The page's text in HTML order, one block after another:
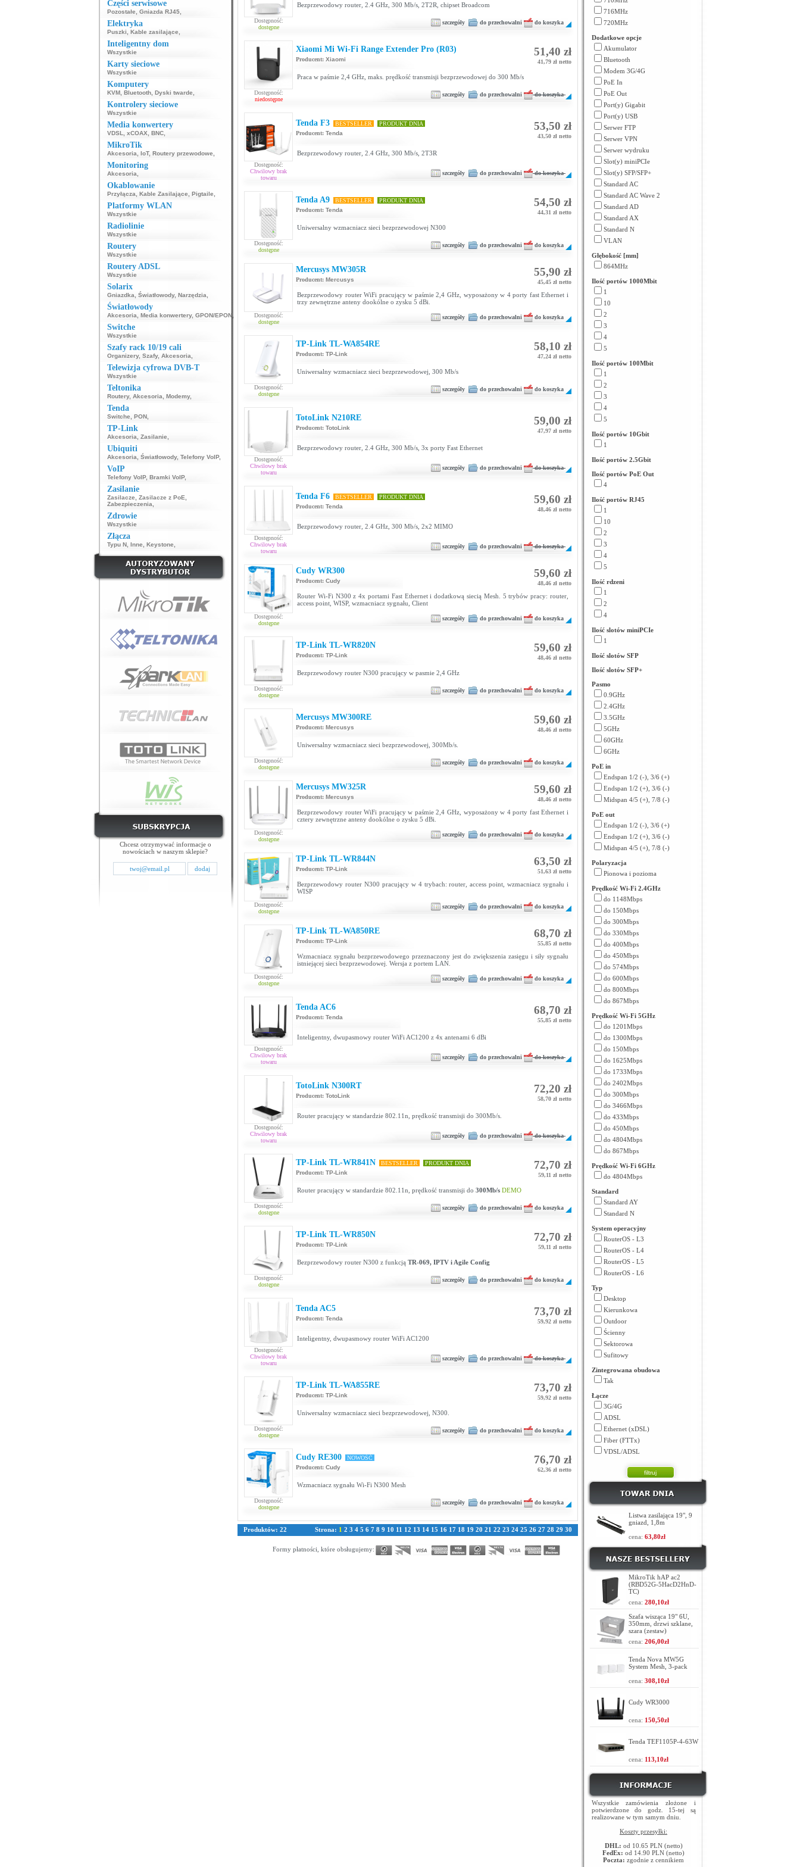
Części serwisowe
Pozostałe Gniazda RJ45,
Elektryka
Puszki Kable zasilające
Inteligentny dom
Wszystkie
Karty sieciowe
Wszystkie
Komputery
KVM, Bluetooth, Dyski twarde
Kontrolery sieciowe
Wszystkie
Media konwertery
VDSL xCOAX BNC,
MikroTik
Akcesoria IoT, Routery przewodowe
Monitoring
Akcesoria
Okablowanie
Przyłącza Kable Zasilające Pigtaile
Platformy WLAN
Wszystkie
Radiolinie
Wszystkie
Routery
Wszystkie
Routery ADSL
Wszystkie
Solarix
Gniazdka Światłowody, Narzędzia
Światłowody
Akcesoria Media konwertery, GPON/EPON,
Switche
Wszystkie
Szafy rack 10/19 cali
Organizery, Szafy, Akcesoria
Telewizja cyfrowa DVB-T
Wszystkie
Teltonika
Routery, Akcesoria Modemy,
Tenda
Switche PON,
TP-Link
Akcesoria Zasilanie
Ubiquiti
Akcesoria Światłowody, Telefony VoIP,
VoIP
Telefony VoIP, Bramki VoIP,
Zasilanie
Zasilacze Zasilacze z PoE
Zabezpieczenia
Zdrowie
Wszystkie
Złącza
Typu N, Inne Keystone
Chcesz otrzymywać informacje o
nowościach w naszym sklepie?
Dostępność:
dostępne
Bezprzewodowy router, 2.4 GHz, 300 Mb/s, 2T2R, chipset Broadcom
szczegóły do przechowalni do koszyka
Dostępność:
niedostępne
Xiaomi Mi Wi-Fi Range Extender Pro (R03)
Producent: Xiaomi
51,40 zł
41,79 zł netto
Praca w paśmie 2,4 GHz, maks. prędkość transmisji bezprzewodowej do 300 Mb/s
szczegóły do przechowalni do koszyka
Dostępność:
Chwilowy brak
towaru
Tenda F3 BESTSELLER
PRODUKT DNIA
Producent: Tenda
53,50 zł
43,50 zł netto
Bezprzewodowy router, 2.4 GHz, 300 Mb/s, 2T3R
szczegóły do przechowalni do koszyka
Dostępność:
dostępne
Tenda A9 BESTSELLER
PRODUKT DNIA
Producent: Tenda
54,50 zł
44,31 zł netto
Uniwersalny wzmacniacz sieci bezprzewodowej N300
szczegóły do przechowalni do koszyka
Dostępność:
dostępne
Mercusys MW305R
Producent: Mercusys
55,90 zł
45,45 zł netto
Bezprzewodowy router WiFi pracujący w paśmie 2,4 GHz, wyposażony w 4 porty fast Ethernet i
trzy zewnętrzne anteny dookólne o zysku 5 dBi.
szczegóły do przechowalni do koszyka
Dostępność:
dostępne
TP-Link TL-WA854RE
Producent: TP-Link
58,10 zł
47,24 zł netto
Uniwersalny wzmacniacz sieci bezprzewodowej, 300 Mb/s
szczegóły do przechowalni do koszyka
Dostępność:
Chwilowy brak
towaru
TotoLink N210RE
Producent: TotoLink
59,00 zł
47,97 zł netto
Bezprzewodowy router, 2.4 GHz, 300 Mb/s, 3x porty Fast Ethernet
szczegóły do przechowalni do koszyka
Dostępność:
Chwilowy brak
towaru
Tenda F6 BESTSELLER
PRODUKT DNIA
Producent: Tenda
59,60 zł
48,46 zł netto
Bezprzewodowy router, 2.4 GHz, 300 Mb/s, 2x2 MIMO
szczegóły do przechowalni do koszyka
Dostępność:
dostępne
Cudy WR300
Producent: Cudy
59,60 zł
48,46 zł netto
Router Wi-Fi N300 z 4x portami Fast Ethernet i dodatkową siecią Mesh. 5 trybów pracy: router,
access point, WISP, wzmacniacz sygnału, Client
szczegóły do przechowalni do koszyka
Dostępność:
dostępne
TP-Link TL-WR820N
Producent: TP-Link
59,60 zł
48,46 zł netto
Bezprzewodowy router N300 pracujący w pasmie 2,4 GHz
szczegóły do przechowalni do koszyka
Dostępność:
dostępne
Mercusys MW300RE
Producent: Mercusys
59,60 zł
48,46 zł netto
Uniwersalny wzmacniacz sieci bezprzewodowej, 300Mb/s.
szczegóły do przechowalni do koszyka
Dostępność:
dostępne
Mercusys MW325R
Producent: Mercusys
59,60 zł
48,46 zł netto
Bezprzewodowy router WiFi pracujący w paśmie 2,4 GHz, wyposażony w 4 porty fast Ethernet i
cztery zewnętrzne anteny dookólne o zysku 5 dBi.
szczegóły do przechowalni do koszyka
Dostępność:
dostępne
TP-Link TL-WR844N
Producent: TP-Link
63,50 zł
51,63 zł netto
Bezprzewodowy router N300 pracujący w 4 trybach: router, access point, wzmacniacz sygnału i
WISP
szczegóły do przechowalni do koszyka
Dostępność:
dostępne
TP-Link TL-WA850RE
Producent: TP-Link
68,70 zł
55,85 zł netto
Wzmacniacz sygnału bezprzewodowego przeznaczony jest do zwiększenia zasięgu i siły sygnału
istniejącej sieci bezprzewodowej. Wersja z portem LAN.
szczegóły do przechowalni do koszyka
Dostępność:
Chwilowy brak
towaru
Tenda AC6
Producent: Tenda
68,70 zł
55,85 zł netto
Inteligentny, dwupasmowy router WiFi AC1200 z 4x antenami 6 dBi
szczegóły do przechowalni do koszyka
Dostępność:
Chwilowy brak
towaru
TotoLink N300RT
Producent: TotoLink
72,20 zł
58,70 zł netto
Router pracujący w standardzie 802.11n, prędkość transmisji do 300Mb/s.
szczegóły do przechowalni do koszyka
Dostępność:
dostępne
TP-Link TL-WR841N BESTSELLER
PRODUKT DNIA
Producent: TP-Link
72,70 zł
59,11 zł netto
Router pracujący w standardzie 802.11n, prędkość transmisji do 300Mb/s DEMO
szczegóły do przechowalni do koszyka
Dostępność:
dostępne
TP-Link TL-WR850N
Producent: TP-Link
72,70 zł
59,11 zł netto
Bezprzewodowy router N300 z funkcją TR-069, IPTV i Agile Config
szczegóły do przechowalni do koszyka
Dostępność:
Chwilowy brak
towaru
Tenda AC5
Producent: Tenda
73,70 zł
59,92 zł netto
Inteligentny, dwupasmowy router WiFi AC1200
szczegóły do przechowalni do koszyka
Dostępność:
dostępne
TP-Link TL-WA855RE
Producent: TP-Link
73,70 zł
59,92 zł netto
Uniwersalny wzmacniacz sieci bezprzewodowej, N300.
szczegóły do przechowalni do koszyka
Dostępność:
dostępne
Cudy RE300
NOWOŚĆ
Producent: Cudy
76,70 zł
62,36 zł netto
Wzmacniacz sygnału Wi-Fi N300 Mesh
szczegóły do przechowalni do koszyka
Produktów: 22 Strona: 1 2 3 4 5 6 7 8 9 10 11 12 13 14 15 16 17 18 19 20 21 22 23 24 25 26 27 28 29 30
Formy płatności, które obsługujemy:
716MHz
720MHz
Dodatkowe opcje
Akumulator
Bluetooth
Modem 3G/4G
PoE In
PoE Out
Port(y) Gigabit
Port(y) USB
Serwer FTP
Serwer VPN
Serwer wydruku
Slot(y) miniPCIe
Slot(y) SFP/SFP+
Standard AC
Standard AC Wave 2
Standard AD
Standard AX
Standard N
VLAN
Głębokość [mm]
864MHz
Ilość portów 1000Mbit
1
10
2
3
4
5
Ilość portów 100Mbit
1
2
3
4
5
Ilość portów 10Gbit
1
Ilość portów 2.5Gbit
Ilość portów PoE Out
4
Ilość portów RJ45
1
10
2
3
4
5
Ilość rdzeni
1
2
4
Ilość slotów miniPCIe
1
Ilość slotów SFP
Ilość slotów SFP+
Pasmo
0.9GHz
2.4GHz
3.5GHz
5GHz
60GHz
6GHz
PoE in
Endspan 1/2 (-), 3/6 (+)
Endspan 1/2 (+), 3/6 (-)
Midspan 4/5 (+), 7/8 (-)
PoE out
Endspan 1/2 (-), 3/6 (+)
Endspan 1/2 (+), 3/6 (-)
Midspan 4/5 (+), 7/8 (-)
Polaryzacja
Pionowa i pozioma
Prędkość Wi-Fi 2.4GHz
do 1148Mbps
do 150Mbps
do 300Mbps
do 330Mbps
do 400Mbps
do 450Mbps
do 574Mbps
do 600Mbps
do 800Mbps
do 867Mbps
Prędkość Wi-Fi 5GHz
do 1201Mbps
do 1300Mbps
do 150Mbps
do 1625Mbps
do 1733Mbps
do 2402Mbps
do 300Mbps
do 3466Mbps
do 433Mbps
do 450Mbps
do 4804Mbps
do 867Mbps
Prędkość Wi-Fi 6GHz
do 4804Mbps
Standard
Standard AY
Standard N
System operacyjny
RouterOS - L3
RouterOS - L4
RouterOS - L5
RouterOS - L6
Typ
Desktop
Kierunkowa
Outdoor
Ścienny
Sektorowa
Sufitowy
Zintegrowana obudowa
Tak
Łącze
3G/4G
ADSL
Ethernet (xDSL)
Fiber (FTTx)
VDSL/ADSL
Listwa zasilająca 19", 9
gniazd, 1,8m
cena: 63,80zł
MikroTik hAP ac2
(RBD52G-5HacD2HnD-
TC)
cena: 280,10zł
Szafa wisząca 19" 6U,
350mm, drzwi szklane,
szara (zestaw)
cena: 206,00zł
Tenda Nova MW5G
System Mesh, 3-pack
cena: 308,10zł
Cudy WR3000
cena: 150,50zł
Tenda TEF1105P-4-63W
cena: 113,10zł
Wszystkie zamówienia złożone i
potwierdzone do godz. 15-tej są
realizowane w tym samym dniu.
Koszty przesyłki:
DHL: od 10.65 PLN (netto)
FedEx: od 14.90 PLN (netto)
Poczta: zgodnie z cennikiem